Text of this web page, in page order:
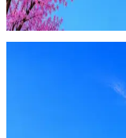
Жмите Пожаловаться
Стратегия